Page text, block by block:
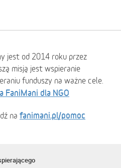
jest od 2014 roku przez
misją jest wspieranie
funduszy na ważne cele.
dla NGO
na fanimani.pl/pomoc